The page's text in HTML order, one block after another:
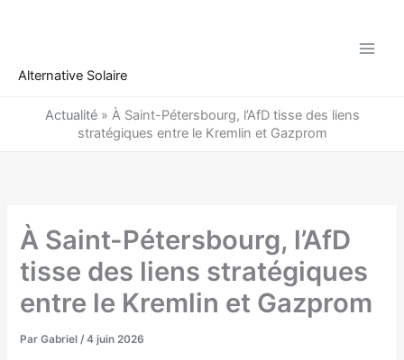
Alternative Solaire
Actualité» À Saint-Pétersbourg, l’AfD tisse des liens
stratégiques entre le Kremlin et Gazprom
À Saint-Pétersbourg, l’AfD
tisse des liens stratégiques
entre le Kremlin et Gazprom
ParGabriel/4 juin 2026